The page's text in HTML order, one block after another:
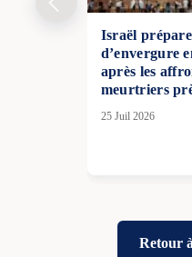
Israël
d’envergure
après les
meurtriers
25 Juil 2026
Retour